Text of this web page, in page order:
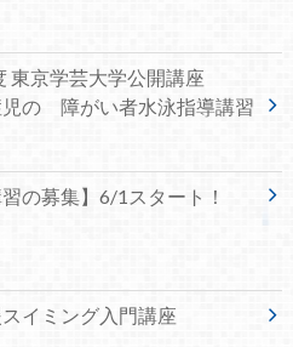
東京学芸大学公開講座
児の 障がい者水泳指導講習
習の募集】6/1スタート！
イミング入門講座